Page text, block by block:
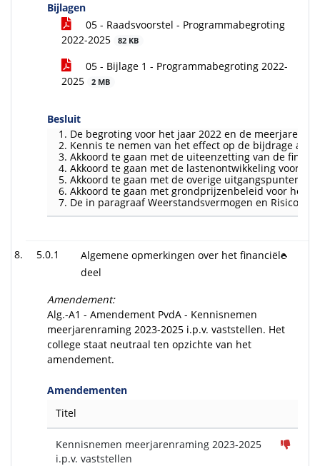
Bijlagen
05 - Raadsvoorstel - Programmabegroting
2022-2025
82 KB
05 - Bijlage 1 - Programmabegroting 2022-
2025
2 MB
Besluit
De begroting voor het jaar 2022 en de
Kennis te nemen van het effect op de bijdrage aan
Akkoord te gaan met de uiteenzetting van de
Akkoord te gaan met de lastenontwikkeling voor
Akkoord te gaan met de overige uitgangspunten
Akkoord te gaan met grondprijzenbeleid voor het
De in paragraaf Weerstandsvermogen en
5.0.1
Algemene opmerkingen over het financiële
deel
Amendement:
Alg.-A1 - Amendement PvdA - Kennisnemen
meerjarenraming 2023-2025 i.p.v. vaststellen. Het
college staat neutraal ten opzichte van het
amendement.
Amendementen
Titel
Kennisnemen meerjarenraming 2023-2025
i.p.v. vaststellen